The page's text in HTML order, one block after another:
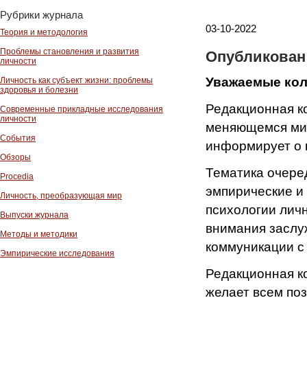
Рубрики журнала
Теория и методология
Проблемы становления и развития
личности
Личность как субъект жизни: проблемы
здоровья и болезни
Современные прикладные исследования
личности
События
Обзоры
Procedia
Личность, преобразующая мир
Выпуски журнала
Методы и методики
Эмпирические исследования
03-10-2022
Уважаемые
Редакционная
меняющемся
информирует о
Тематика
эмпирические
психологии
внимания
коммуникации
Редакционная
желает всем